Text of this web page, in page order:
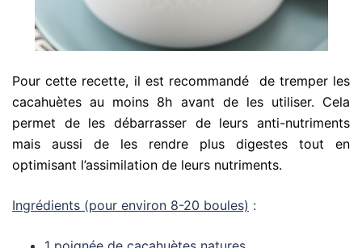
Pour cette recette, il est recommandé
de tremper les
cacahuètes au moins 8h avant de les utiliser. Cela
permet de les débarrasser de leurs anti-nutriments
mais aussi de les rendre plus digestes tout en
optimisant l’assimilation de leurs nutriments.
Ingrédients (pour environ 8-20 boules) :